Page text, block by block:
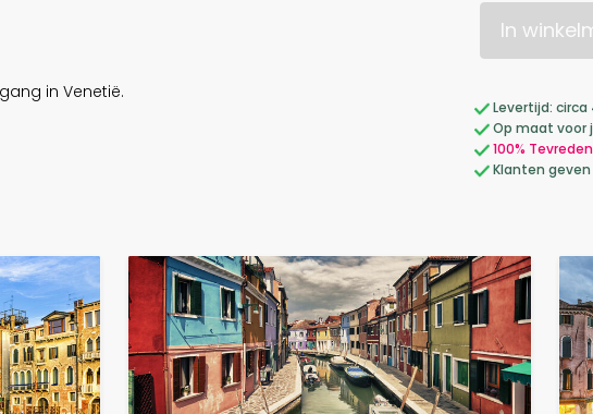
in Venetië.
In
Levertijd:
Op maat voor
100%
Klanten